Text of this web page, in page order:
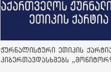
ჟურნალისტური ეთიკის
კიბერთავდასხმებს